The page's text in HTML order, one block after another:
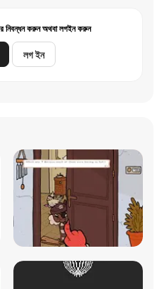
নিবন্ধন করুন অথবা লগইন করুন
লগ ইন